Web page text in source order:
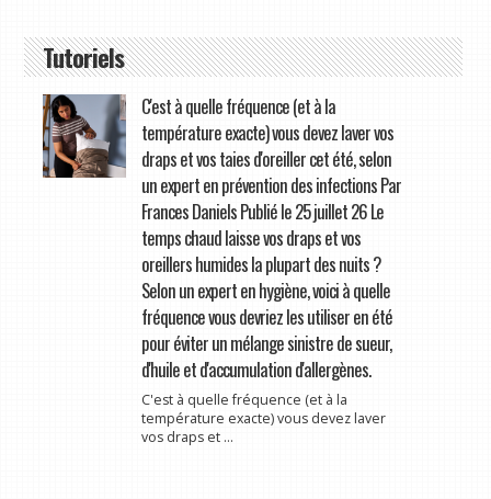
Tutoriels
C'est à quelle fréquence (et à la
température exacte) vous devez laver vos
draps et vos taies d'oreiller cet été, selon
un expert en prévention des infections Par
Frances Daniels Publié le 25 juillet 26 Le
temps chaud laisse vos draps et vos
oreillers humides la plupart des nuits ?
Selon un expert en hygiène, voici à quelle
fréquence vous devriez les utiliser en été
pour éviter un mélange sinistre de sueur,
d'huile et d'accumulation d'allergènes.
C'est à quelle fréquence (et à la
température exacte) vous devez laver
vos draps et ...